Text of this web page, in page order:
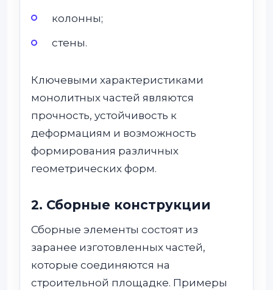
колонны;
стены.
Ключевыми характеристиками
монолитных частей являются
прочность, устойчивость к
деформациям и возможность
формирования различных
геометрических форм.
2. Сборные конструкции
Сборные элементы состоят из
заранее изготовленных частей,
которые соединяются на
строительной площадке. Примеры